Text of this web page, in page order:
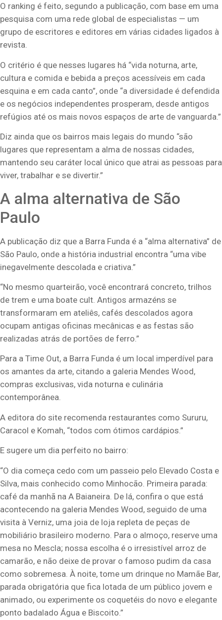
O ranking é feito, segundo a publicação, com base em uma
pesquisa com uma rede global de especialistas — um
grupo de escritores e editores em várias cidades ligados à
revista.
O critério é que nesses lugares há “vida noturna, arte,
cultura e comida e bebida a preços acessíveis em cada
esquina e em cada canto”, onde “a diversidade é defendida
e os negócios independentes prosperam, desde antigos
refúgios até os mais novos espaços de arte de vanguarda.”
Diz ainda que os bairros mais legais do mundo “são
lugares que representam a alma de nossas cidades,
mantendo seu caráter local único que atrai as pessoas para
viver, trabalhar e se divertir.”
A alma alternativa de São
Paulo
A publicação diz que a Barra Funda é a “alma alternativa” de
São Paulo, onde a história industrial encontra “uma vibe
inegavelmente descolada e criativa.”
“No mesmo quarteirão, você encontrará concreto, trilhos
de trem e uma boate cult. Antigos armazéns se
transformaram em ateliês, cafés descolados agora
ocupam antigas oficinas mecânicas e as festas são
realizadas atrás de portões de ferro.”
Para a Time Out, a Barra Funda é um local imperdível para
os amantes da arte, citando a galeria Mendes Wood,
compras exclusivas, vida noturna e culinária
contemporânea.
A editora do site recomenda restaurantes como Sururu,
Caracol e Komah, “todos com ótimos cardápios.”
E sugere um dia perfeito no bairro:
“O dia começa cedo com um passeio pelo Elevado Costa e
Silva, mais conhecido como Minhocão. Primeira parada:
café da manhã na A Baianeira. De lá, confira o que está
acontecendo na galeria Mendes Wood, seguido de uma
visita à Verniz, uma joia de loja repleta de peças de
mobiliário brasileiro moderno. Para o almoço, reserve uma
mesa no Mescla; nossa escolha é o irresistível arroz de
camarão, e não deixe de provar o famoso pudim da casa
como sobremesa. À noite, tome um drinque no Mamãe Bar,
parada obrigatória que fica lotada de um público jovem e
animado, ou experimente os coquetéis do novo e elegante
ponto badalado Água e Biscoito.”